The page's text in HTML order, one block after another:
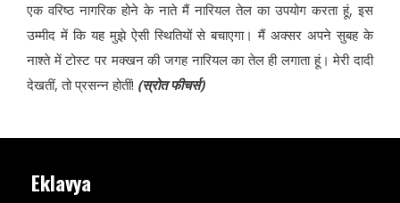
एक वरिष्ठ नागरिक होने के नाते मैं नारियल तेल का उपयोग करता हूं, इस
उम्मीद में कि यह मुझे ऐसी स्थितियों से बचाएगा। मैं अक्सर अपने सुबह के
नाश्ते में टोस्ट पर मक्खन की जगह नारियल का तेल ही लगाता हूं। मेरी दादी
देखतीं, तो प्रसन्न होतीं! (स्रोत फीचर्स)
Eklavya